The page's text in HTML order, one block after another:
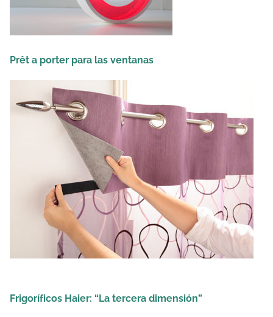
Prêt a porter para las ventanas
Frigoríficos Haier: “La tercera dimensión”